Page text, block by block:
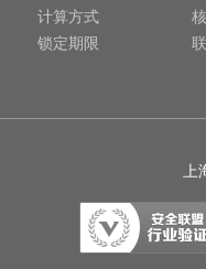
计算方式
锁定期限